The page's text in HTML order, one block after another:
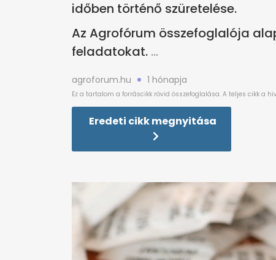
időben történő szüretelése.
Az Agrofórum összefoglalója
feladatokat.
agroforum.hu 1 hónapja
Eredeti cikk megnyitása